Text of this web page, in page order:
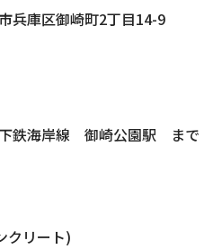
兵庫区御崎町2丁目14-9
鉄海岸線 御崎公園駅 まで
クリート)